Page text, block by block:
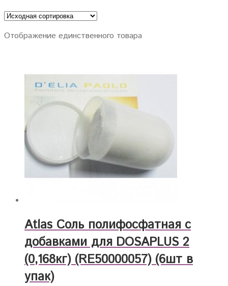
Отображение единственного товара
Atlas Соль полифосфатная с
добавками для DOSAPLUS 2
(0,168кг) (RE50000057) (6шт в
упак)